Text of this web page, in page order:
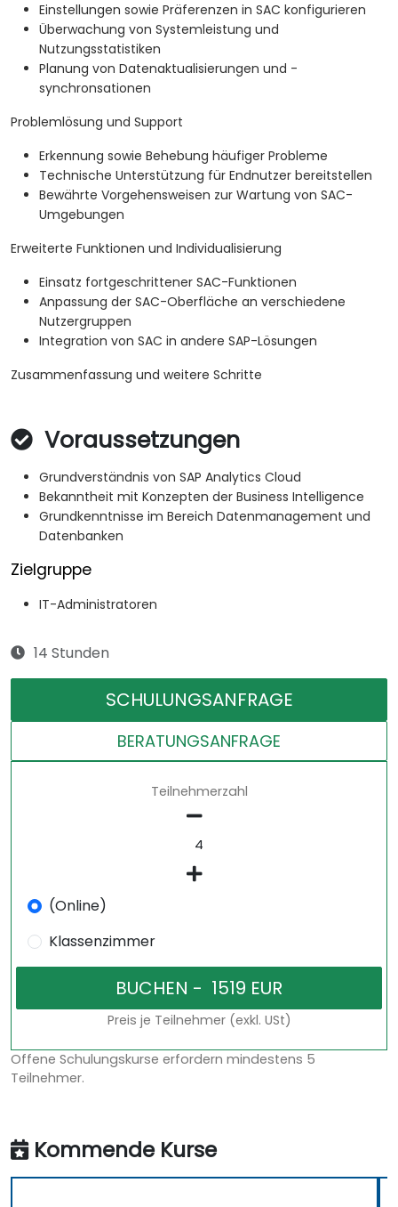
Einstellungen sowie Präferenzen in SAC konfigurieren
Überwachung von Systemleistung und
Nutzungsstatistiken
Planung von Datenaktualisierungen und -
synchronsationen
Problemlösung und Support
Erkennung sowie Behebung häufiger Probleme
Technische Unterstützung für Endnutzer bereitstellen
Bewährte Vorgehensweisen zur Wartung von SAC-
Umgebungen
Erweiterte Funktionen und Individualisierung
Einsatz fortgeschrittener SAC-Funktionen
Anpassung der SAC-Oberfläche an verschiedene
Nutzergruppen
Integration von SAC in andere SAP-Lösungen
Zusammenfassung und weitere Schritte
Voraussetzungen
Grundverständnis von SAP Analytics Cloud
Bekanntheit mit Konzepten der Business Intelligence
Grundkenntnisse im Bereich Datenmanagement und
Datenbanken
Zielgruppe
IT-Administratoren
14 Stunden
SCHULUNGSANFRAGE
BERATUNGSANFRAGE
Teilnehmerzahl
(Online)
Klassenzimmer
Preis je Teilnehmer (exkl. USt)
Offene Schulungskurse erfordern mindestens 5
Teilnehmer.
Kommende Kurse